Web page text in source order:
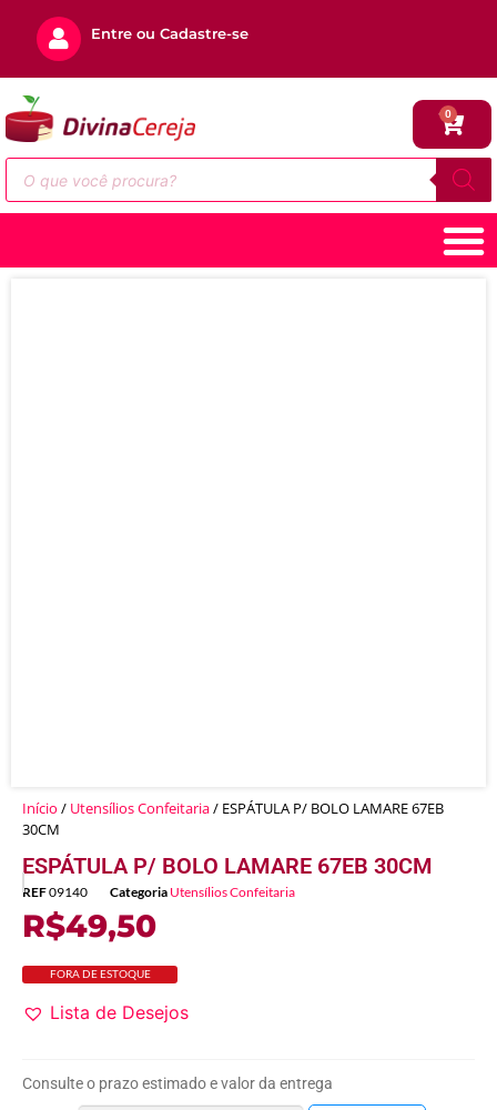
Entre ou Cadastre-se
0
Início / Utensílios Confeitaria/ ESPÁTULA P/ BOLO LAMARE 67EB
30CM
ESPÁTULA P/ BOLO LAMARE 67EB 30CM
REF09140 Categoria Utensílios Confeitaria
R$49,50
FORA DE ESTOQUE
Lista de Desejos
Consulte o prazo estimado e valor da entrega